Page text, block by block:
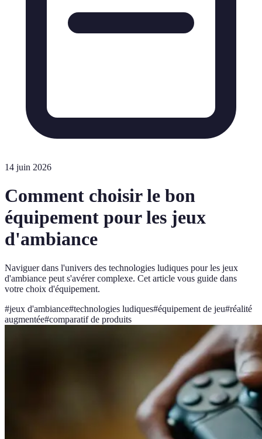
14 juin 2026
Comment choisir le bon
équipement pour les jeux
d'ambiance
Naviguer dans l'univers des technologies ludiques pour les jeux
d'ambiance peut s'avérer complexe. Cet article vous guide dans
votre choix d'équipement.
#jeux d'ambiance#technologies ludiques#équipement de jeu#réalité
augmentée#comparatif de produits